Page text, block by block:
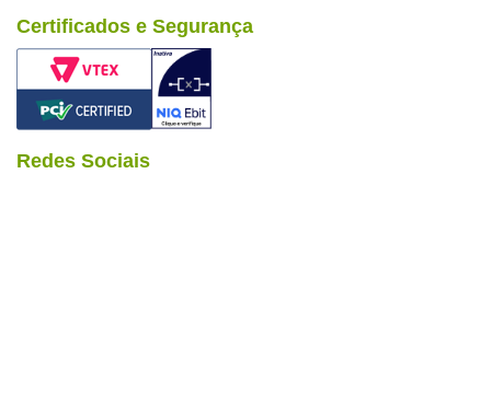
Certificados e Segurança
Redes Sociais